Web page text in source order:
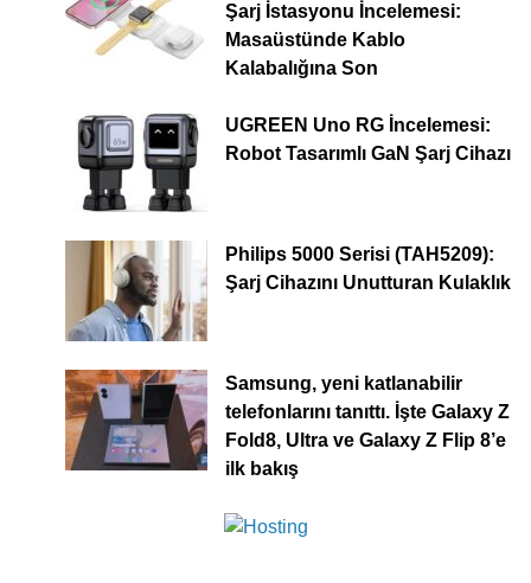
Şarj İstasyonu İncelemesi:
Masaüstünde Kablo
Kalabalığına Son
UGREEN Uno RG İncelemesi:
Robot Tasarımlı GaN Şarj Cihazı
Philips 5000 Serisi (TAH5209):
Şarj Cihazını Unutturan Kulaklık
Samsung, yeni katlanabilir
telefonlarını tanıttı. İşte Galaxy Z
Fold8, Ultra ve Galaxy Z Flip 8’e
ilk bakış